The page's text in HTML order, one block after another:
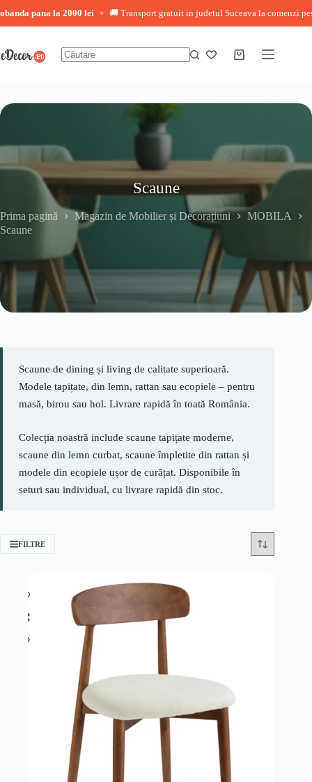
la 2000 lei ◆ 🚚 Transport gratuit in judetul Suceava la comenzi peste
conținut
Coș
Scaune
Prima pagină Magazin de Mobilier și Decorațiuni
MOBILA
Scaune
Scaune de dining și living de calitate superioară.
Modele tapițate, din lemn, rattan sau ecopiele – pentru
masă, birou sau hol. Livrare rapidă în toată România.
Colecția noastră include scaune tapițate moderne,
scaune din lemn curbat, scaune împletite din rattan și
modele din ecopiele ușor de curățat. Disponibile în
seturi sau individual, cu livrare rapidă din stoc.
FILTRE